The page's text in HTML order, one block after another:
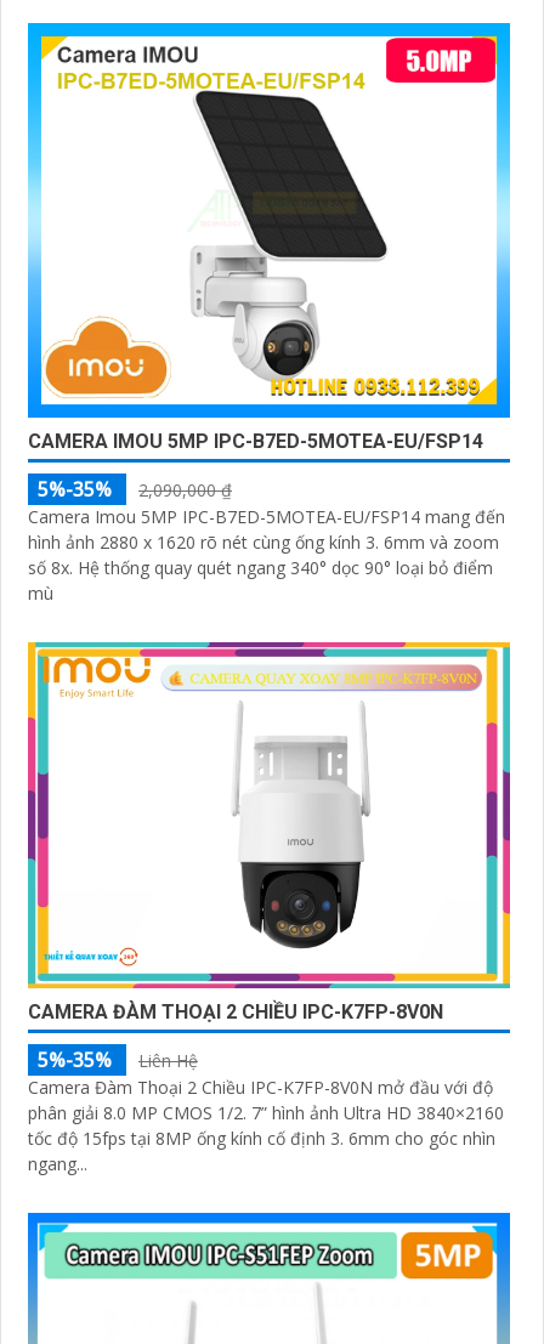
CAMERA IMOU 5MP IPC-B7ED-5MOTEA-EU/FSP14
5%-35%
2,090,000 ₫
Camera Imou 5MP IPC-B7ED-5MOTEA-EU/FSP14 mang đến
hình ảnh 2880 x 1620 rõ nét cùng ống kính 3. 6mm và zoom
số 8x. Hệ thống quay quét ngang 340° dọc 90° loại bỏ điểm
mù
CAMERA ĐÀM THOẠI 2 CHIỀU IPC-K7FP-8V0N
5%-35%
Liên Hệ
Camera Đàm Thoại 2 Chiều IPC-K7FP-8V0N mở đầu với độ
phân giải 8.0 MP CMOS 1/2. 7” hình ảnh Ultra HD 3840×2160
tốc độ 15fps tại 8MP ống kính cố định 3. 6mm cho góc nhìn
ngang...